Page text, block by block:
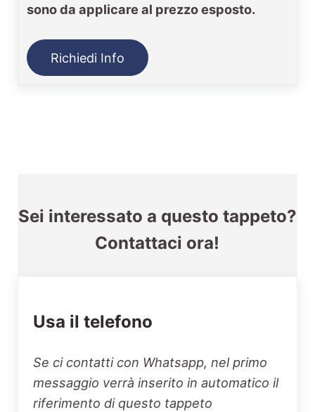
sono da applicare al prezzo esposto.
Richiedi Info
Sei interessato a questo tappeto?
Contattaci ora!
Usa il telefono
Se ci contatti con Whatsapp, nel primo
messaggio verrà inserito in automatico il
riferimento di questo tappeto